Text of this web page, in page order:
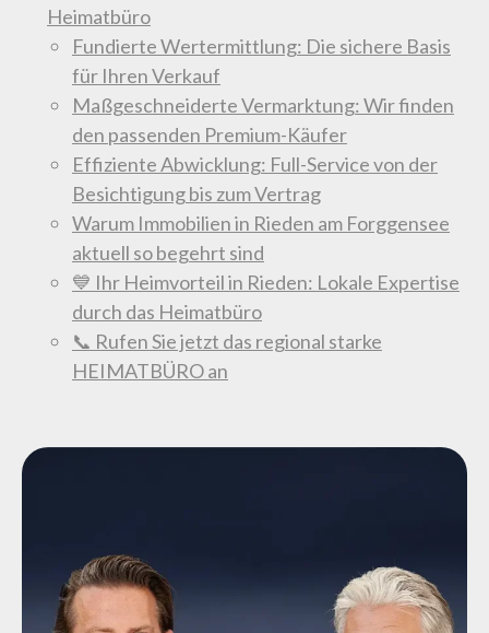
Heimatbüro
Fundierte Wertermittlung: Die sichere Basis
für Ihren Verkauf
Maßgeschneiderte Vermarktung: Wir finden
den passenden Premium-Käufer
Effiziente Abwicklung: Full-Service von der
Besichtigung bis zum Vertrag
Warum Immobilien in Rieden am Forggensee
aktuell so begehrt sind
💙 Ihr Heimvorteil in Rieden: Lokale Expertise
durch das Heimatbüro
📞 Rufen Sie jetzt das regional starke
HEIMATBÜRO an